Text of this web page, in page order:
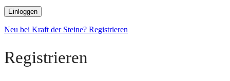
Einloggen
Neu bei Kraft der Steine? Registrieren
Registrieren